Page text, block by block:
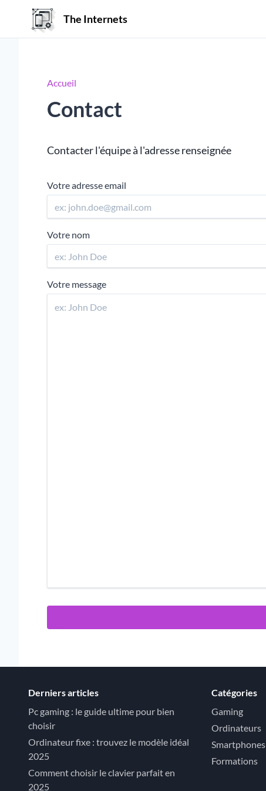
The Internets
Accueil
Contact
Contacter l'équipe à l'adresse renseignée
Votre adresse email
Votre nom
Votre message
Derniers articles
Pc gaming : le guide ultime pour bien
choisir
Ordinateur fixe : trouvez le modèle idéal
2025
Comment choisir le clavier parfait en
2025
Catégories
Gaming
Ordinateurs
Smartphones
Formations